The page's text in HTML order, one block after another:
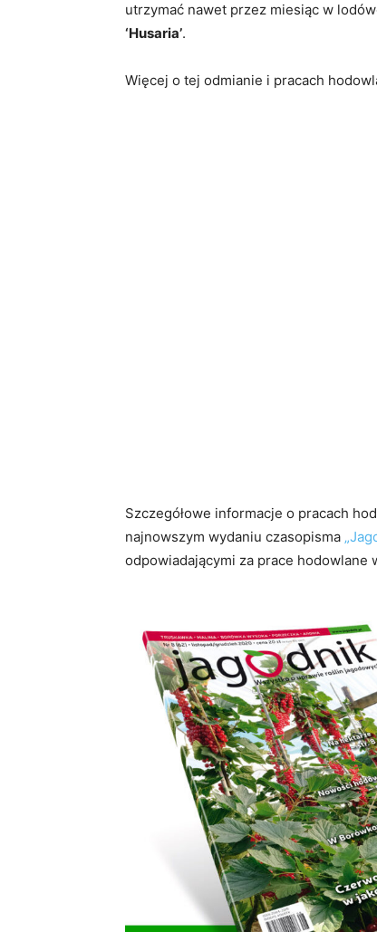
utrzymać nawet przez miesiąc w
‘Husaria’.
Więcej o tej odmianie i pracach
Szczegółowe informacje o pracach
najnowszym wydaniu czasopisma
odpowiadającymi za prace hodowlane